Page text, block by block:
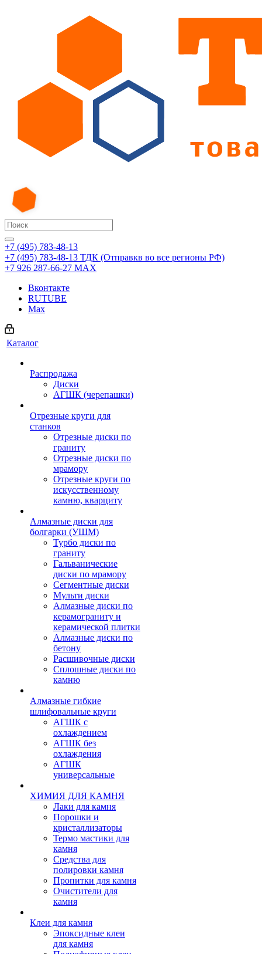
+7 (495) 783-48-13
+7 (495) 783-48-13 ТДК (Отправкв во все регионы РФ)
+7 926 287-66-27 МАХ
Вконтакте
RUTUBE
Max
Каталог
Распродажа
Диски
АГШК (черепашки)
Отрезные круги для
станков
Отрезные диски по
граниту
Отрезные диски по
мрамору
Отрезные круги по
искусственному
камню, кварциту
Алмазные диски для
болгарки (УШМ)
Турбо диски по
граниту
Гальванические
диски по мрамору
Сегментные диски
Мульти диски
Алмазные диски по
керамограниту и
керамической плитки
Алмазные диски по
бетону
Расшивочные диски
Сплошные диски по
камню
Алмазные гибкие
шлифовальные круги
АГШК с
охлаждением
АГШК без
охлаждения
АГШК
универсальные
ХИМИЯ ДЛЯ КАМНЯ
Лаки для камня
Порошки и
кристаллизаторы
Термо мастики для
камня
Средства для
полировки камня
Пропитки для камня
Очистители для
камня
Клеи для камня
Эпоксидные клеи
для камня